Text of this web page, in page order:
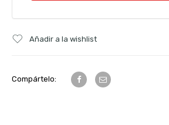
Añadir a la wishlist
Compártelo: